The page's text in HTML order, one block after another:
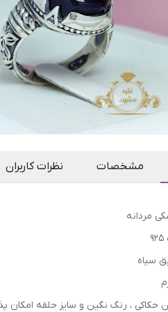
مشخصات نظرات کاربران
مردانه
سیاه
حکاکی ، رنگ نگین و سایز حلقه امکان